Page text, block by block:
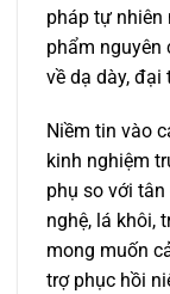
pháp tự nhiên
phẩm nguyên
về dạ dày, đại
Niềm tin vào
kinh nghiệm
phụ so với
nghệ, lá khôi,
mong muốn
trợ phục hồi